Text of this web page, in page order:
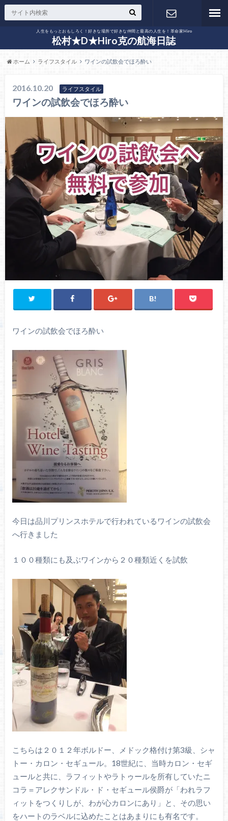
人生をもっとおもしろく！好きな場所で好きな仲間と最高の人生を！革命家Hiro
松村★D★Hiro克の航海日誌
お問い合わ
ホーム ライフスタイル ワインの試飲会でほろ酔い
2016.10.20 ライフスタイル
ワインの試飲会でほろ酔い
ワインの試飲会でほろ酔い
今日は品川プリンスホテルで行われているワインの試飲会
へ行きました
１００種類にも及ぶワインから２０種類近くを試飲
こちらは２０１２年ボルドー、メドック格付け第3級、シャ
トー・カロン・セギュール。18世紀に、当時カロン・セギ
ュールと共に、ラフィットやラトゥールを所有していたニ
コラ＝アレクサンドル・ド・セギュール侯爵が「われラフ
ィットをつくりしが、わが心カロンにあり」と、その思い
をハートのラベルに込めたことはあまりにも有名です。